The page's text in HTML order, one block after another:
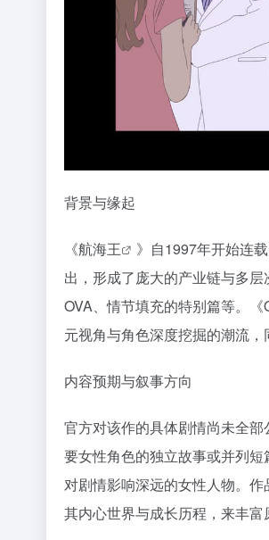
背景与缘起
《航海王
》自1997年开始连
出，形成了庞大的产业链与多
OVA、情节填充的特别篇等。
元视角与角色深度挖掘的潮流，
内容预期与叙事方向
官方对该作的具体剧情尚未全
要女性角色的独立故事或并列
对剧情影响深远的女性人物。
其内心世界与成长历程，来丰富